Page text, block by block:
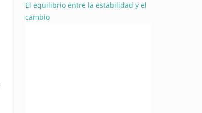
El equilibrio entre la estabilidad y el
cambio